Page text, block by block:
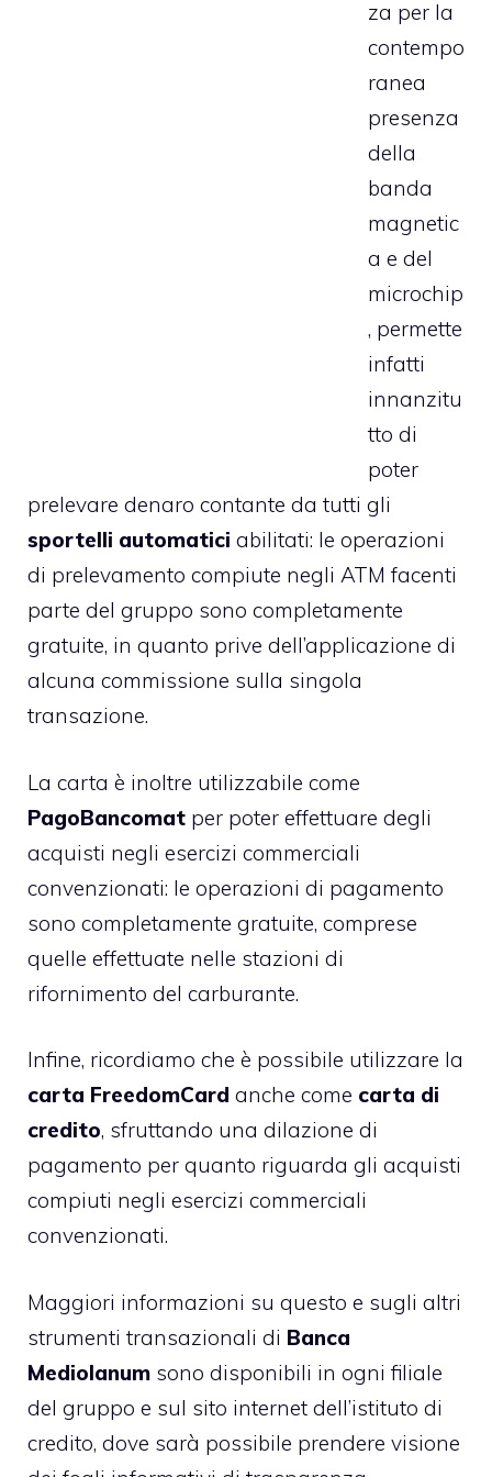
za per la
contempo
ranea
presenza
della
banda
magnetic
a e del
microchip
, permette
infatti
innanzitu
tto di
poter
prelevare denaro contante da tutti gli
sportelli automatici abilitati: le operazioni
di prelevamento compiute negli ATM facenti
parte del gruppo sono completamente
gratuite, in quanto prive dell’applicazione di
alcuna commissione sulla singola
transazione.
La carta è inoltre utilizzabile come
PagoBancomat per poter effettuare degli
acquisti negli esercizi commerciali
convenzionati: le operazioni di pagamento
sono completamente gratuite, comprese
quelle effettuate nelle stazioni di
rifornimento del carburante.
Infine, ricordiamo che è possibile utilizzare la
carta FreedomCard anche come carta di
credito, sfruttando una dilazione di
pagamento per quanto riguarda gli acquisti
compiuti negli esercizi commerciali
convenzionati.
Maggiori informazioni su questo e sugli altri
strumenti transazionali di Banca
Mediolanum sono disponibili in ogni filiale
del gruppo e sul sito internet dell’istituto di
credito, dove sarà possibile prendere visione